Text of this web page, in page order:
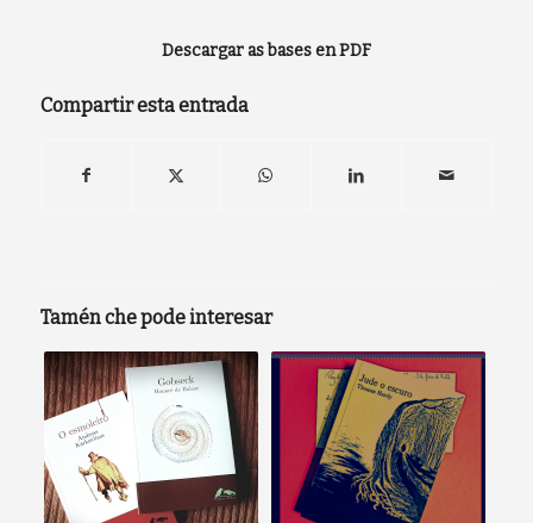
Descargar as bases en PDF
Compartir esta entrada
Tamén che pode interesar